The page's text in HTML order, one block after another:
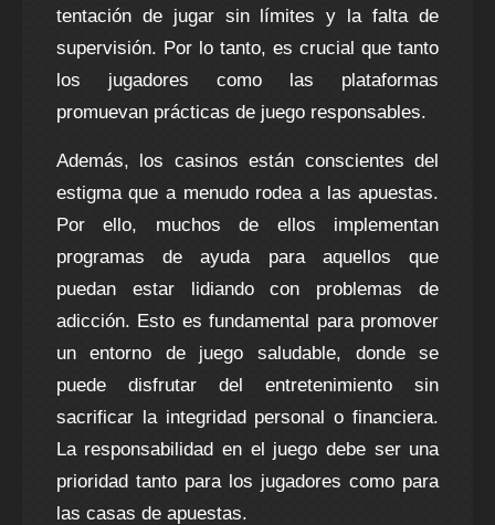
tentación de jugar sin límites y la falta de
supervisión. Por lo tanto, es crucial que tanto
los jugadores como las plataformas
promuevan prácticas de juego responsables.
Además, los casinos están conscientes del
estigma que a menudo rodea a las apuestas.
Por ello, muchos de ellos implementan
programas de ayuda para aquellos que
puedan estar lidiando con problemas de
adicción. Esto es fundamental para promover
un entorno de juego saludable, donde se
puede disfrutar del entretenimiento sin
sacrificar la integridad personal o financiera.
La responsabilidad en el juego debe ser una
prioridad tanto para los jugadores como para
las casas de apuestas.